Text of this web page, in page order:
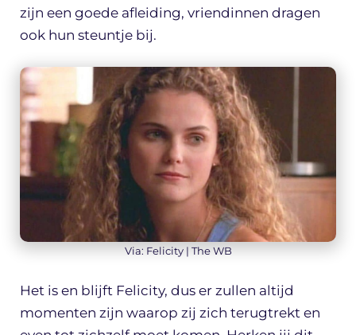
zijn een goede afleiding, vriendinnen dragen
ook hun steuntje bij.
Via: Felicity | The WB
Het is en blijft Felicity, dus er zullen altijd
momenten zijn waarop zij zich terugtrekt en